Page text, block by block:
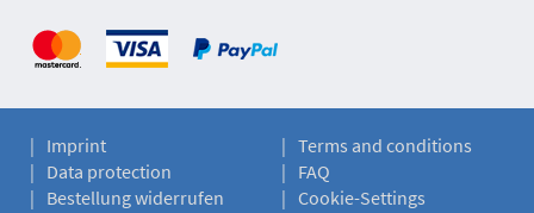
Imprint
Terms and conditions
Data protection
FAQ
Bestellung widerrufen
Cookie-Settings